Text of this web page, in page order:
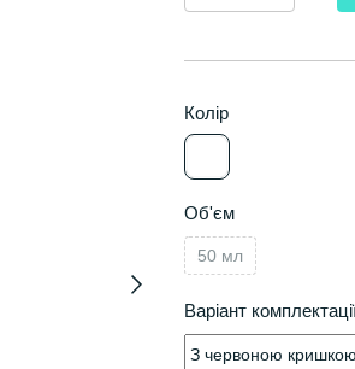
Колір
Об'єм
50 мл
Варіант